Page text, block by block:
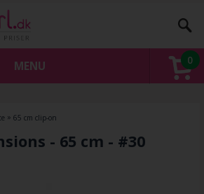
0
MENU
» 65 cm clip-on
- 65 cm - #30